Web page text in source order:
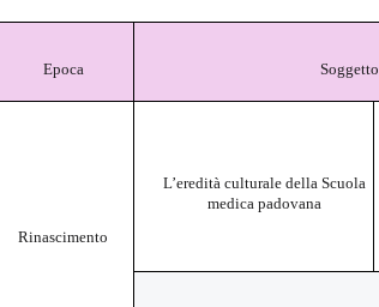
Epoca Soggetto
Rinascimento
L’eredità culturale della Scuola
medica padovana